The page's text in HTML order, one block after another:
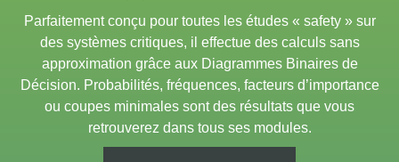
Parfaitement conçu pour toutes les études « safety » sur
des systèmes critiques, il effectue des calculs sans
approximation grâce aux Diagrammes Binaires de
Décision. Probabilités, fréquences, facteurs d’importance
ou coupes minimales sont des résultats que vous
retrouverez dans tous ses modules.